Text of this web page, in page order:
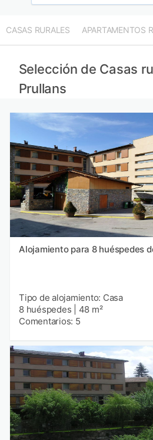
CASAS RURALES APARTAMENTOS
Selección de Casas
Prullans
Alojamiento para 8 huéspedes
Tipo de alojamiento: Casa
8 huéspedes
48 m²
Comentarios: 5